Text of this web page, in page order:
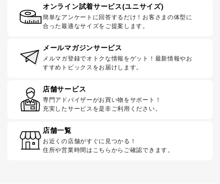
オンライン試着サービス(ユニサイズ)
簡単なアンケートに回答するだけ！お客さまの体型に
合った最適なサイズをご提案します。
メールマガジンサービス
メルマガ登録でオトクな情報をゲット！最新情報やお
すすめトピックスをお届けします。
店舗サービス
専門アドバイザーがお買い物をサポート！
充実したサービスを是非ご利用ください。
店舗一覧
お近くの店舗がすぐに見つかる！
住所や営業時間はこちらからご確認できます。